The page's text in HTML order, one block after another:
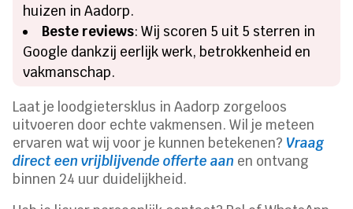
huizen in Aadorp.
Beste reviews: Wij scoren 5 uit 5 sterren in
Google dankzij eerlijk werk, betrokkenheid en
vakmanschap.
Laat je loodgietersklus in Aadorp zorgeloos
uitvoeren door echte vakmensen. Wil je meteen
ervaren wat wij voor je kunnen betekenen? Vraag
direct een vrijblijvende offerte aan en ontvang
binnen 24 uur duidelijkheid.